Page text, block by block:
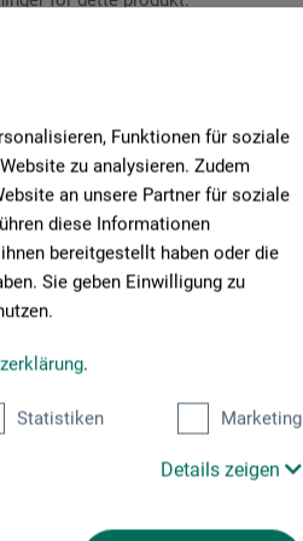
Funktionen für soziale
zu analysieren. Zudem
an unsere Partner für soziale
diese Informationen
bereitgestellt haben oder die
Sie geben Einwilligung zu
.
Statistiken Marketing
Details zeigen